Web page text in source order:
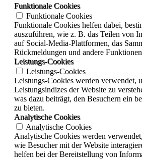
Funktionale Cookies
Funktionale Cookies
Funktionale Cookies helfen dabei,
auszuführen, wie z. B. das Teilen von
auf Social-Media-Plattformen, das
Rückmeldungen und andere
Leistungs-Cookies
Leistungs-Cookies
Leistungs-Cookies werden verwendet,
Leistungsindizes der Website zu
was dazu beiträgt, den Besuchern ein
zu bieten.
Analytische Cookies
Analytische Cookies
Analytische Cookies werden
wie Besucher mit der Website
helfen bei der Bereitstellung von